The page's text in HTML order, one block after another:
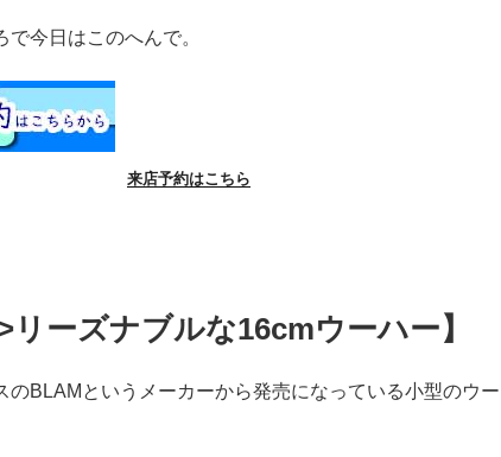
で今日はこのへんで。
来店予約はこちら
リーズナブルな16cmウーハー】
のBLAMというメーカーから発売になっている小型のウー